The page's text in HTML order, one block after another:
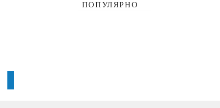
ПОПУЛЯРНО